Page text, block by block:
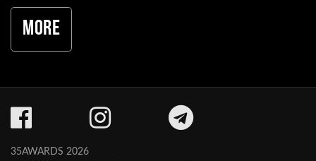
More
35AWARDS 2026